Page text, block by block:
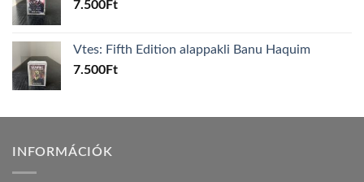
7.500Ft
Vtes: Fifth Edition alappakli Banu Haquim
7.500Ft
INFORMÁCIÓK